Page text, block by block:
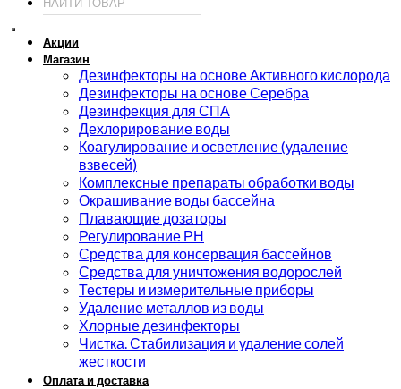
Акции
Магазин
Дезинфекторы на основе Активного кислорода
Дезинфекторы на основе Серебра
Дезинфекция для СПА
Дехлорирование воды
Коагулирование и осветление (удаление
взвесей)
Комплексные препараты обработки воды
Окрашивание воды бассейна
Плавающие дозаторы
Регулирование РН
Средства для консервация бассейнов
Средства для уничтожения водорослей
Тестеры и измерительные приборы
Удаление металлов из воды
Хлорные дезинфекторы
Чистка. Стабилизация и удаление солей
жесткости
Оплата и доставка